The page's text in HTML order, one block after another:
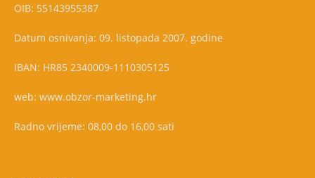
OIB: 55143955387
Datum osnivanja: 09. listopada 2007. godine
IBAN: HR85 2340009-1110305125
web: www.obzor-marketing.hr
Radno vrijeme: 08,00 do 16,00 sati